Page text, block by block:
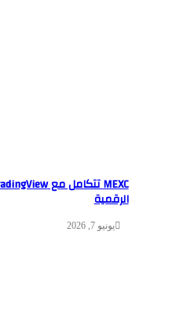
الرقمية
يونيو 7, 2026